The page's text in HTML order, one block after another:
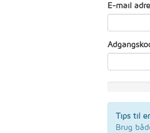
E-mail
Tips til
Brug